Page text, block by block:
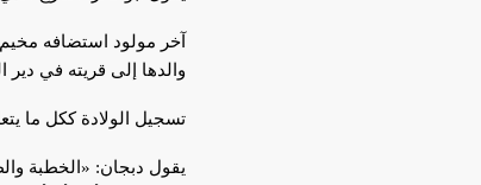
والدها إلى قريته في دير
تسجيل الولادة ككل ما
يقول دبجان: «الخطبة